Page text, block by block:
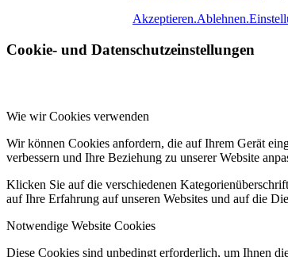
Akzeptieren.Ablehnen.
Cookie- und Datenschutzeinstellungen
Wie wir Cookies verwenden
Wir können Cookies anfordern, die auf Ihrem Gerät
verbessern und Ihre Beziehung zu unserer Website
Klicken Sie auf die verschiedenen
auf Ihre Erfahrung auf unseren Websites und auf die
Notwendige Website Cookies
Diese Cookies sind unbedingt erforderlich, um Ihnen